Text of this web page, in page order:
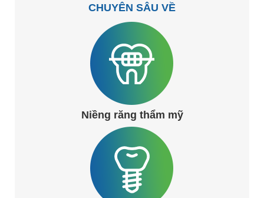
CHUYÊN SÂU VỀ
Niềng răng thẩm mỹ